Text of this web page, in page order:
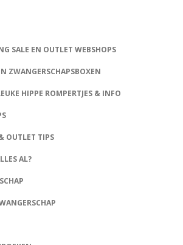
SALE EN OUTLET WEBSHOPS
ZWANGERSCHAPSBOXEN
HIPPE ROMPERTJES & INFO
OUTLET TIPS
AL?